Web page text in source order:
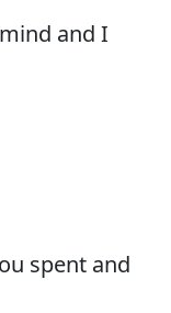
and I
spent and